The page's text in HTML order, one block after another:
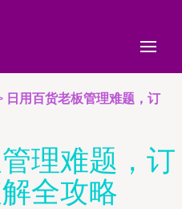
日用百货老板管理难题，订
理难题，订
全攻略